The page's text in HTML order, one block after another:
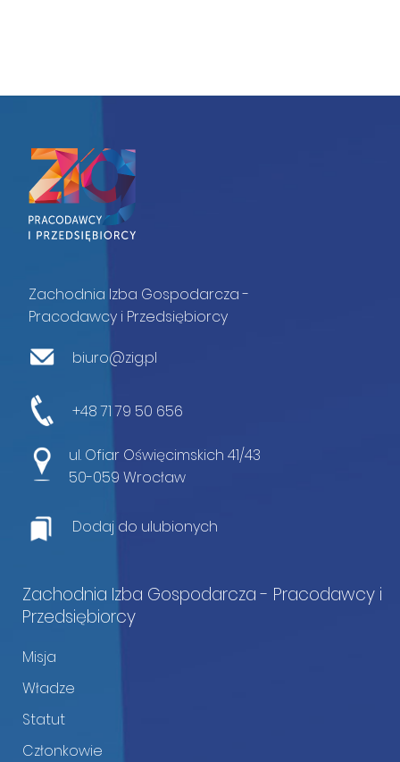
Zachodnia Izba Gospodarcza -
Pracodawcy i Przedsiębiorcy
biuro@zig.pl
+48 71 79 50 656
ul. Ofiar Oświęcimskich 41/43
50-059 Wrocław
Dodaj do ulubionych
Zachodnia Izba Gospodarcza - Pracodawcy i
Przedsiębiorcy
Misja
Władze
Statut
Członkowie